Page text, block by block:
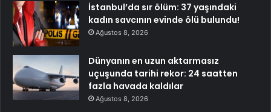
İstanbul’da sır ölüm: 37 yaşındaki
kadın savcının evinde ölü bulundu!
Ağustos 8, 2026
Dünyanın en uzun aktarmasız
uçuşunda tarihi rekor: 24 saatten
fazla havada kaldılar
Ağustos 8, 2026